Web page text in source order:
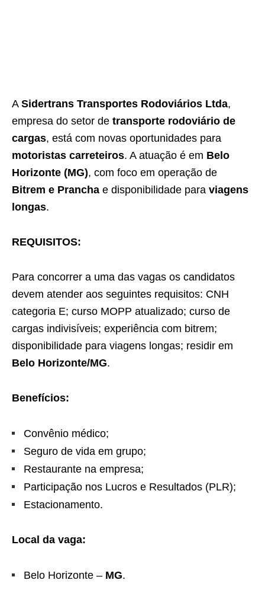
A Sidertrans Transportes Rodoviários Ltda,
empresa do setor de transporte rodoviário de
cargas, está com novas oportunidades para
motoristas carreteiros. A atuação é em Belo
Horizonte (MG), com foco em operação de
Bitrem e Prancha e disponibilidade para viagens
longas.
REQUISITOS:
Para concorrer a uma das vagas os candidatos
devem atender aos seguintes requisitos: CNH
categoria E; curso MOPP atualizado; curso de
cargas indivisíveis; experiência com bitrem;
disponibilidade para viagens longas; residir em
Belo Horizonte/MG.
Benefícios:
Convênio médico;
Seguro de vida em grupo;
Restaurante na empresa;
Participação nos Lucros e Resultados (PLR);
Estacionamento.
Local da vaga:
Belo Horizonte – MG.